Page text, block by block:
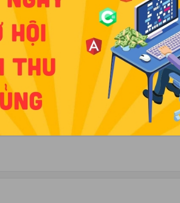
필요 시) 프로젝트 문서화 지원 고객과 내부 IT